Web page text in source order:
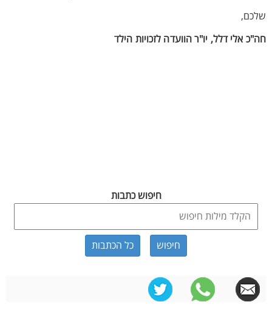
שלכם,
חה"כ אלי דלל, יו"ר הוועדה לזכויות הילד
חיפוש כתבות
כל הכתבות